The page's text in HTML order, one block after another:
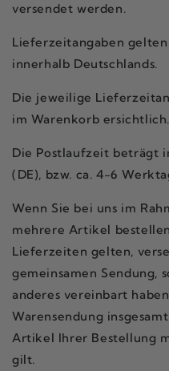
versendet werden.
Lieferzeitangaben
innerhalb Deutschlands.
Die jeweilige
im Warenkorb ersichtlich.
Die Postlaufzeit beträgt
(DE), bzw. ca. 4-6
Wenn Sie bei uns im
mehrere Artikel
Lieferzeiten gelten,
gemeinsamen Sendung,
anderes vereinbart
Warensendung
Artikel Ihrer Bestellung
gilt.